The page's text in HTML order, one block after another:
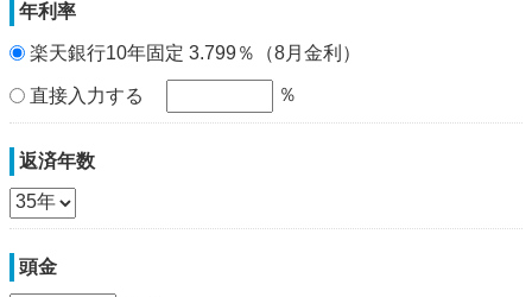
年利率
楽天銀行10年固定 3.799％（8月金利）
直接入力する ％
返済年数
頭金